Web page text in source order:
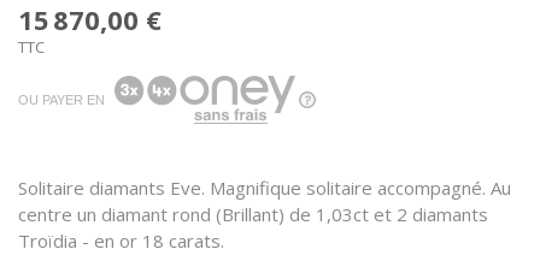
15 870,00 €
TTC
OU PAYER EN
Solitaire diamants Eve. Magnifique solitaire accompagné. Au
centre un diamant rond (Brillant) de 1,03ct et 2 diamants
Troïdia - en or 18 carats.